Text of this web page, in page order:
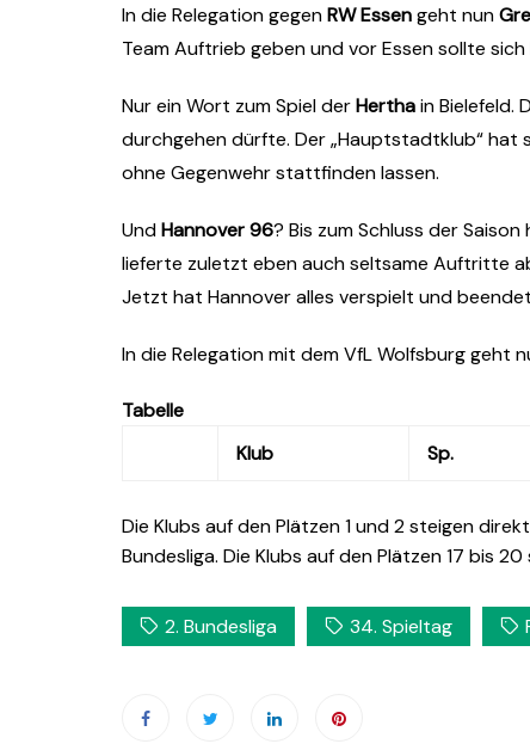
In die Relegation gegenRW Essengeht nun
Team Auftrieb geben und vor Essen sollte
Nur ein Wort zum Spiel derHerthain Bielefeld.
durchgehen dürfte. Der „Hauptstadtklub“ hat
ohne Gegenwehr stattfinden lassen.
UndHannover 96? Bis zum Schluss der
lieferte zuletzt eben auch seltsame Auftritte
Jetzt hat Hannover alles verspielt und
In die Relegation mit dem VfL Wolfsburg geht
Tabelle
Klub
Sp.
Die Klubs auf den Plätzen 1 und 2 steigen
Bundesliga. Die Klubs auf den Plätzen 17 bis
2. Bundesliga 34. Spieltag